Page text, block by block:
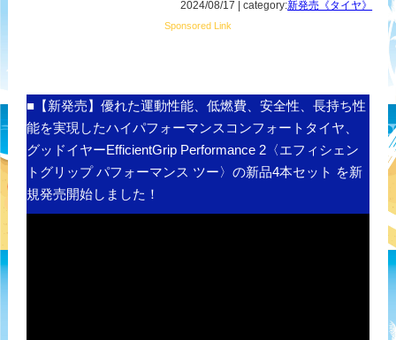
2024/08/17 | category:新発売《タイヤ》
Sponsored Link
■【新発売】優れた運動性能、低燃費、安全性、長持ち性
能を実現したハイパフォーマンスコンフォートタイヤ、
グッドイヤーEfficientGrip Performance 2〈エフィシェン
トグリップ パフォーマンス ツー〉の新品4本セット を新
規発売開始しました！